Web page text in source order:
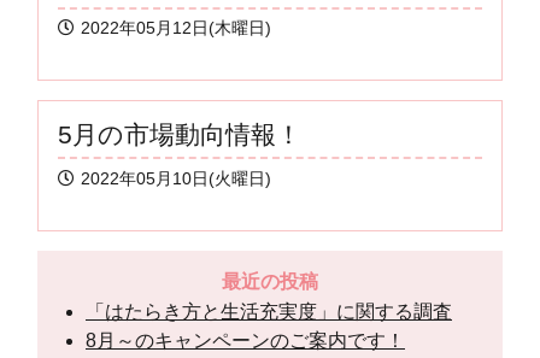
2022年05月12日(木曜日)
5月の市場動向情報！
2022年05月10日(火曜日)
最近の投稿
「はたらき方と生活充実度」に関する調査
8月～のキャンペーンのご案内です！